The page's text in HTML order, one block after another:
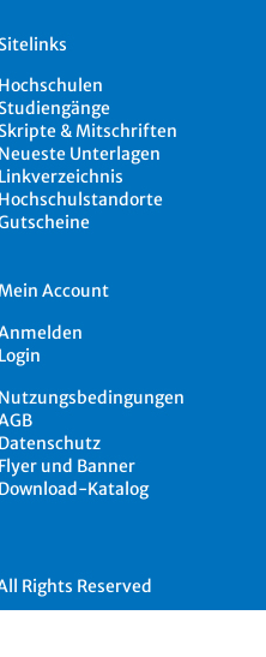
Sitelinks
Hochschulen
Studiengänge
Skripte & Mitschriften
Neueste Unterlagen
Linkverzeichnis
Hochschulstandorte
Account
Login
Nutzungsbedingungen
Datenschutz
Flyer und Banner
Download-Katalog
Rights Reserved